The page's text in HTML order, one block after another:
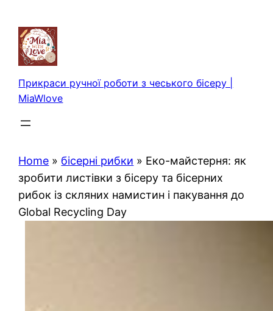
вмісту
Прикраси ручної роботи з чеського бісеру |
MiaWlove
Home » бісерні рибки » Еко-майстерня: як
зробити листівки з бісеру та бісерних
рибок із скляних намистин і пакування до
Global Recycling Day